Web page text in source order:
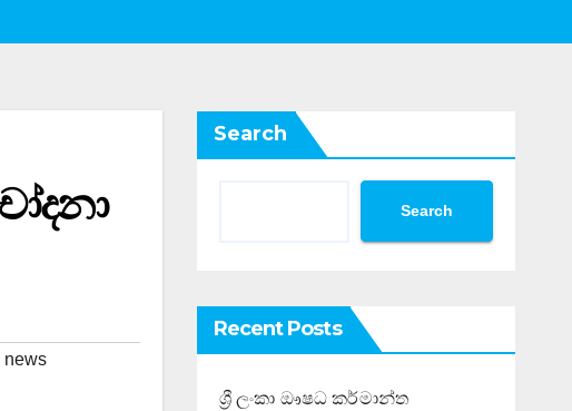
news
Search
Search
Recent Posts
ශ්‍රී ලංකා ඖෂධ කර්මාන්ත